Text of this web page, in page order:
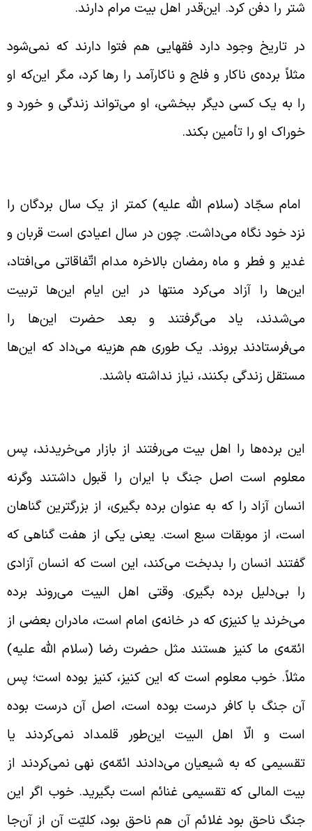
را دفن کرد. این‌قدر اهل بیت مرام دارند.
تاریخ وجود دارد فقهایی هم فتوا دارند که نمی‌شود
برده‌ی ناکار و فلج و ناکارآمد را رها کرد، مگر این‌که او
به یک کسی دیگر ببخشی، او می‌تواند زندگی و خورد و
او را تأمین بکند.
سجّاد (سلام الله علیه) کمتر از یک سال بردگان را
خود نگاه می‌داشت. چون در سال اعیادی است قربان و
و فطر و ماه رمضان بالاخره مدام اتّفاقاتی می‌افتاد،
را آزاد می‌کرد منتها در این ایام این‌ها تربیت
یاد می‌گرفتند و بعد حضرت این‌ها را
بروند. یک طوری هم هزینه می‌داد که این‌ها
زندگی بکنند، نیاز نداشته باشند.
برده‌ها را اهل بیت می‌رفتند از بازار می‌خریدند، پس
است اصل جنگ با ایران را قبول داشتند وگرنه
آزاد را که به عنوان برده بگیری، از بزرگترین گناهان
از موبقات سبع است. یعنی یکی از هفت گناهی که
انسان را بدبخت می‌کند، این است که انسان آزادی
بی‌دلیل برده بگیری. وقتی اهل البیت می‌روند برده
یا کنیزی که در خانه‌ی امام است، مادران بعضی از
ما کنیز هستند مثل حضرت رضا (سلام الله علیه)
خوب معلوم است که این کنیز، کنیز بوده است؛ پس
جنگ با کافر درست بوده است، اصل آن درست بوده
و الّا اهل البیت این‌طور قلمداد نمی‌کردند یا
که به شیعیان می‌دادند ائمّه‌ی نهی نمی‌کردند از
المالی که تقسیمی غنائم است بگیرید. خوب اگر این
ناحق بود غلائم آن هم ناحق بود، کلیّت آن از آن‌جا